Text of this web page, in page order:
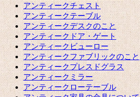
アンティークチェスト
アンティークテーブル
アンティークデスクのこと
アンティークドア・ゲート
アンティークビューロー
アンティークファブリックのこと
アンティークプレスドグラス
アンティークミラー
アンティークローテーブル